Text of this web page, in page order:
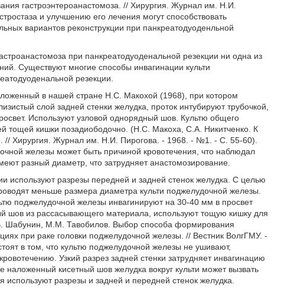
гастроэнтероанастомоза. // Хирургия. Журнал им. Н.И.
и улучшению его лечения могут способствовать
вариантов реконструкции при панкреатодуоденльной
при панкреатодуоденальной резекции ни одна из
Существуют многие способы инвагинации культи
резекции.
в нашей стране Н.С. Макохой (1968), при котором
слой задней стенки желудка, проток интубируют трубочкой,
Используют узловой однорядный шов. Культю общего
тощей кишки позадиободочно. (Н.С. Макоха, С.А. Никитченко. К
// Хирургия. Журнал им. Н.И. Пирогова. - 1968. - №1. - С. 55-60).
железы может быть причиной кровотечения, что наблюдал
разный диаметр, что затрудняет анастомозирование.
используют разрезы передней и задней стенок желудка. С целью
меньше размера диаметра культи поджелудочной железы.
поджелудочной железы инвагинируют на 30-40 мм в просвет
из рассасывающего материала, используют тощую кишку для
Шабунин, М.М. Тавобилов. Выбор способа формирования
при раке головки поджелудочной железы. // Вестник ВолгГМУ. -
в том, что культю поджелудочной железы не ушивают,
Узкий разрез задней стенки затрудняет инвагинацию
наложенный кисетный шов желудка вокруг культи может вызвать
разрезы и задней и передней стенок желудка.